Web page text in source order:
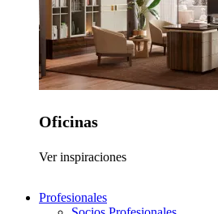
Oficinas
Ver inspiraciones
Profesionales